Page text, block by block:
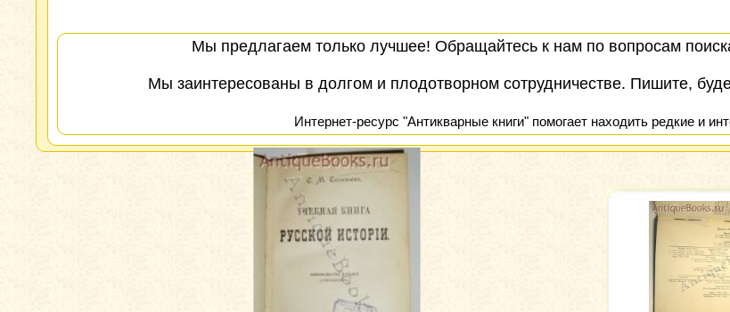
Мы предлагаем только лучшее! Обращайтесь к нам по вопросам
Мы заинтересованы в долгом и плодотворном сотрудничестве. Пишите,
Интернет-ресурс "Антикварные книги" помогает находить редкие и